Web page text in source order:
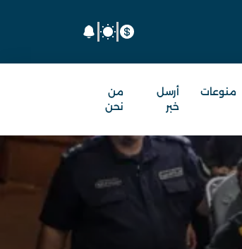
منوعات
أرسل
خبر
من
نحن